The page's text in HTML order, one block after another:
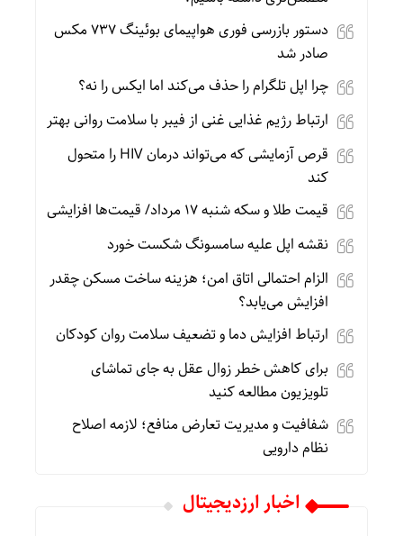
دستور بازرسی فوری هواپیمای بوئینگ ۷۳۷ مکس
صادر شد
چرا اپل تلگرام را حذف می‌کند اما ایکس را نه؟
ارتباط رژیم غذایی غنی از فیبر با سلامت روانی بهتر
قرص آزمایشی که می‌تواند درمان HIV را متحول
کند
قیمت طلا و سکه شنبه 17 مرداد/ قیمت‌ها افزایشی
نقشه اپل علیه سامسونگ شکست خورد
الزام احتمالی اتاق امن؛ هزینه ساخت مسکن چقدر
افزایش می‌یابد؟
ارتباط افزایش دما و تضعیف سلامت روان کودکان
برای کاهش خطر زوال عقل به جای تماشای
تلویزیون مطالعه کنید
شفافیت و مدیریت تعارض منافع؛ لازمه اصلاح
نظام دارویی
اخبار ارزدیجیتال